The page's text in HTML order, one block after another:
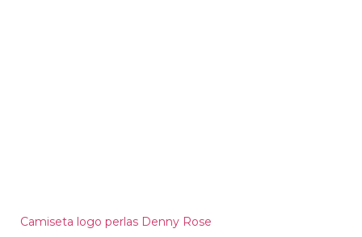
Camiseta logo perlas Denny Rose